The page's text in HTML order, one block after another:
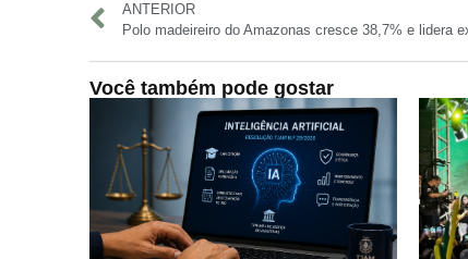
ANTERIOR
Você também pode gostar